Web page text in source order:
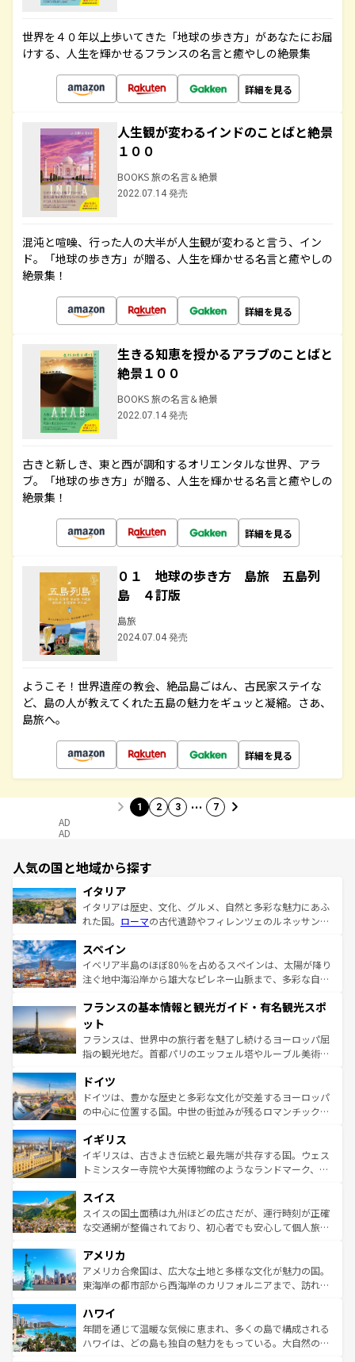
世界を４０年以上歩いてきた「地球の歩き方」があなたにお届
けする、人生を輝かせるフランスの名言と癒やしの絶景集
詳細を見る
人生観が変わるインドのことばと絶景
１００
BOOKS 旅の名言＆絶景
2022.07.14 発売
混沌と喧噪、行った人の大半が人生観が変わると言う、イン
ド。「地球の歩き方」が贈る、人生を輝かせる名言と癒やしの
絶景集！
詳細を見る
生きる知恵を授かるアラブのことばと
絶景１００
BOOKS 旅の名言＆絶景
2022.07.14 発売
古きと新しき、東と西が調和するオリエンタルな世界、アラ
ブ。「地球の歩き方」が贈る、人生を輝かせる名言と癒やしの
絶景集！
詳細を見る
０１ 地球の歩き方 島旅 五島列
島 ４訂版
島旅
2024.07.04 発売
ようこそ！世界遺産の教会、絶品島ごはん、古民家ステイな
ど、島の人が教えてくれた五島の魅力をギュッと凝縮。さあ、
島旅へ。
詳細を見る
1 2 3 … 7
AD
AD
人気の国と地域から探す
イタリア
イタリアは歴史、文化、グルメ、自然と多彩な魅力にあふ
れた国。 ローマの古代遺跡やフィレンツェのルネッサンス
ろん、トスカーナの美しい田園風景やアマルフィ海岸の絶
景など、自然景観も見逃せない。観光の合間には、本場の
ピザやパスタなど、絶品のイタリア料理を堪能することも
ませてくれるイタリアで、忘れられない旅をしてみよう！
なお、新着のイタリア情報は
しい。
スペイン
イベリア半島のほぼ80％を占めるスペインは、太陽が降り
注ぐ地中海沿岸から雄大なピレネー山脈まで、多彩な自然
文化が根付くこの国では、情熱的なフラメンコ、熱気あふ
れる闘牛、そして美味しいタパスが生活の一部となってい
る。首都マドリードの洗練された雰囲気や、バルセロナの
アートに溢れた街角から、地方では古代ローマ遺跡や中世
せる。地方によって風土や気候が異なるスペインはその個
性で訪れる人を魅了する。 なお、新着のスペイン情報は コ
ンテンツ一覧を参照してほしい。
フランスの基本情報と観光ガイド・有名観光スポ
ット
フランスは、世界中の旅行者を魅了し続けるヨーロッパ屈
指の観光地だ。首都パリのエッフェル塔やルーブル美術館
で、幅広い魅力が詰まっている。華麗な宮殿、歴史的な大
聖堂、美しいビーチ、そして豊かな自然が、訪れる者を心
から魅了する。また、フランスは美食の国としても知ら
いる。シャンパンの発祥地であるランス、プロヴァンスの
香り高いラベンダー畑など、多彩な楽しみ方が可能だ。さ
らに、パリ以外の地域にも魅力が溢れており、どの街角に
れる地方に足を運ぶとそれぞれで全く異なる文化を体験で
きるだろう。 なお、新着のフランス情報はコンテンツ一覧
を参照してほしい。
ドイツ
ドイツは、豊かな歴史と多彩な文化が交差するヨーロッパ
の中心に位置する国。中世の街並みが残るロマンチック街
顔を持つこの国は、どこを歩いても飽きることがない。ベ
ルリンの文化的活気、バイエルン州のアルプスの絶景、そ
してライン川沿いのワイン畑といった風景は必見。ビール
は、お酒好きな人にはぜひ体験してほしい。 なお、新着の
ドイツ情報はコンテンツ一覧を参照してほしい。
イギリス
イギリスは、古きよき伝統と最先端が共存する国。ウェス
トミンスター寺院や大英博物館のようなランドマーク、歴
リアごとに異なる魅力がある。また、優雅なアフタヌーン
ティー、ビール好きにはたまらない英国パブ、サッカー観
戦など、本場だからこそできる体験も豊富。イギリスを旅
ンツ一覧を参照してほしい。
スイス
スイスの国土面積は九州ほどの広さだが、運行時刻が正確
な交通網が整備されており、初心者でも安心して個人旅行
の建物がそのまま残る町や、スイスならではのユニークな
博物館もあり、アルプス観光だけでなく町歩きも満喫する
ことができる。国民の所得が高いため物価も高いが、旅行
ば市内交通費無料で観光を楽しむこともできる。 なお、新
着のスイス情報はコンテンツ一覧 を参照してほしい。
アメリカ
アメリカ合衆国は、広大な土地と多様な文化が魅力の国。
東海岸の都市部から西海岸のカリフォルニアまで、訪れる
のような巨大都市は、観光、ショッピング、エンターテイ
ンメントが詰まった刺激的なスポットだ。一方、アメリカ
西部には大自然が広がり、グランドキャニオンやイエロー
ハワイ
年間を通じて温暖な気候に恵まれ、多くの島で構成される
ハワイは、どの島も独自の魅力をもっている。大自然の神